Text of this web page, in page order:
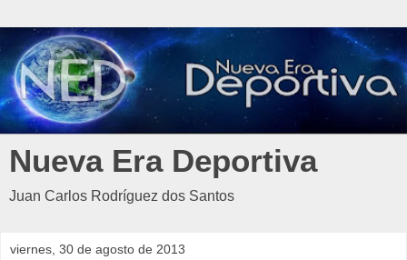
Nueva Era Deportiva
Juan Carlos Rodríguez dos Santos
viernes, 30 de agosto de 2013